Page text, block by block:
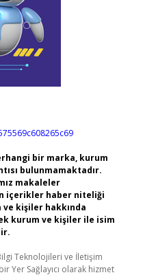
bir marka, kurum
bulunmamaktadır.
makaleler
içerikler haber niteliği
kişiler hakkında
kurum ve kişiler ile isim
Teknolojileri ve İletişim
Yer Sağlayıcı olarak hizmet